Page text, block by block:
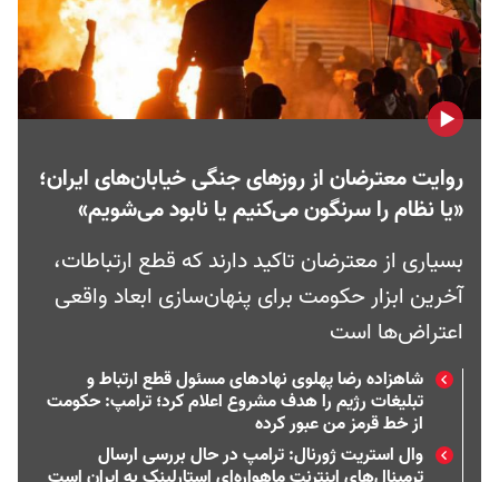
روایت معترضان از روزهای جنگی خیابان‌های ایران؛
«یا نظام را سرنگون می‌کنیم یا نابود می‌شویم»
بسیاری از معترضان تاکید دارند که قطع ارتباطات،
آخرین ابزار حکومت برای پنهان‌سازی ابعاد واقعی
اعتراض‌ها است
شاهزاده رضا پهلوی نهادهای مسئول قطع ارتباط و
تبلیغات رژیم را هدف مشروع‌ اعلام کرد؛ ترامپ: حکومت
از خط قرمز من عبور کرده
وال استریت ژورنال: ترامپ در حال بررسی ارسال